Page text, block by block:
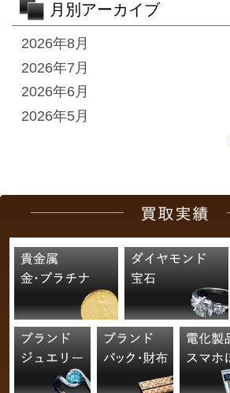
月別アーカイブ
2026年8月
2026年7月
2026年6月
2026年5月